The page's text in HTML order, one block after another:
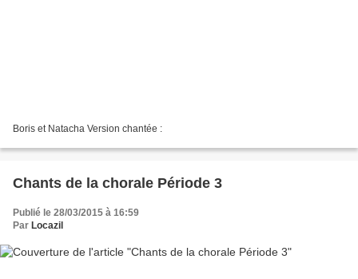
Boris et Natacha Version chantée :
Chants de la chorale Période 3
Publié le 28/03/2015 à 16:59
Par Locazil